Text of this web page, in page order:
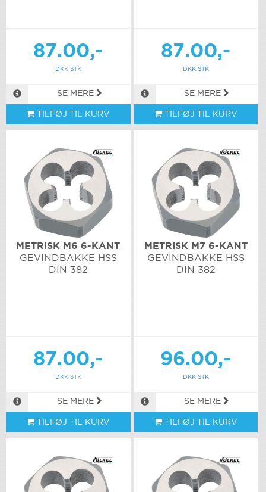
87.00,-
DKK STK
SE MERE
TILFØJ TIL KURV
87.00,-
DKK STK
SE MERE
TILFØJ TIL KURV
METRISK M6 6-KANT
GEVINDBAKKE HSS
DIN 382
87.00,-
DKK STK
SE MERE
TILFØJ TIL KURV
METRISK M7 6-KANT
GEVINDBAKKE HSS
DIN 382
96.00,-
DKK STK
SE MERE
TILFØJ TIL KURV